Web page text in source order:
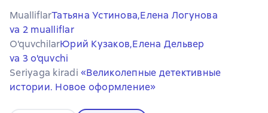
MualliflarТатьяна Устинова,Елена Логунова
va 2 mualliflar
O'quvchilarЮрий Кузаков,Елена Дельвер
va 3 o'quvchi
Seriyaga kiradi «Великолепные детективные
истории. Новое оформление»